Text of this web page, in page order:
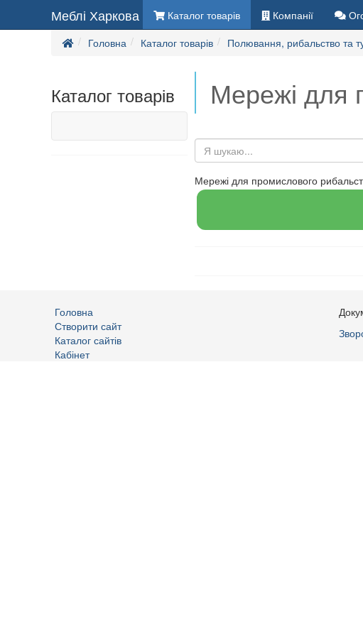
Меблі Харкова Каталог товарів Компанії
Головна
Каталог товарів Полювання, рибальство та
Каталог товарів Мережі для
Мережі для промислового
Головна
Створити сайт
Каталог сайтів
Кабінет